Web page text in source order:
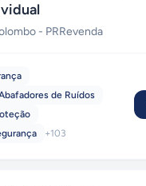
- PRRevenda
de Ruídos
+103